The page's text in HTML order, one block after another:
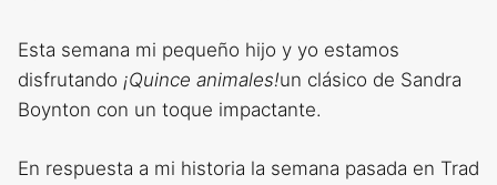
Esta semana mi pequeño hijo y yo estamos
disfrutando ¡Quince animales!un clásico de Sandra
Boynton con un toque impactante.
En respuesta a mi historia la semana pasada en Trad